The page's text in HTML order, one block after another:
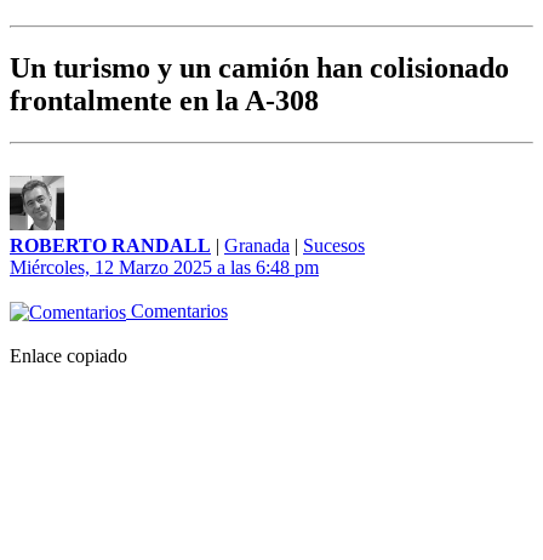
Un turismo y un camión han colisionado
frontalmente en la A-308
ROBERTO RANDALL | Granada | Sucesos
Miércoles, 12 Marzo 2025 a las 6:48 pm
Comentarios
Enlace copiado